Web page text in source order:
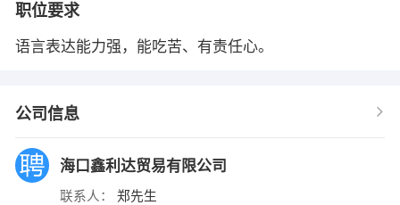
职位要求
语言表达能力强，能吃苦、有责任心。
公司信息
海口鑫利达贸易有限公司
联系人： 郑先生